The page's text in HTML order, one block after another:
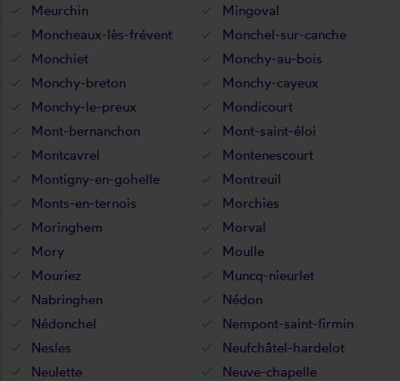
Meurchin
Mingoval
Moncheaux-lès-frévent
Monchel-sur-canche
Monchiet
Monchy-au-bois
Monchy-breton
Monchy-cayeux
Monchy-le-preux
Mondicourt
Mont-bernanchon
Mont-saint-éloi
Montcavrel
Montenescourt
Montigny-en-gohelle
Montreuil
Monts-en-ternois
Morchies
Moringhem
Morval
Mory
Moulle
Mouriez
Muncq-nieurlet
Nabringhen
Nédon
Nédonchel
Nempont-saint-firmin
Nesles
Neufchâtel-hardelot
Neulette
Neuve-chapelle